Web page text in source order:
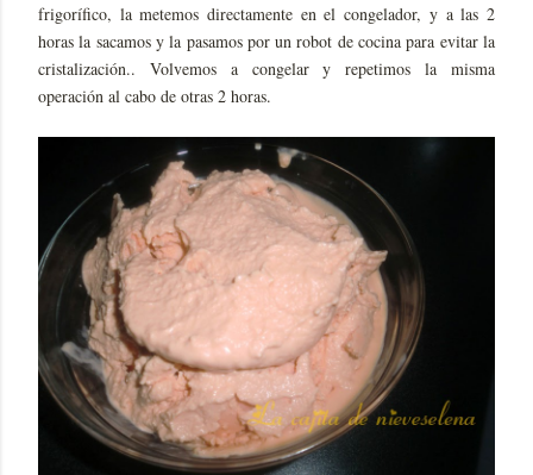
frigorífico, la metemos directamente en el congelador, y a las 2
horas la sacamos y la pasamos por un robot de cocina para evitar la
cristalización.. Volvemos a congelar y repetimos la misma
operación al cabo de otras 2 horas.